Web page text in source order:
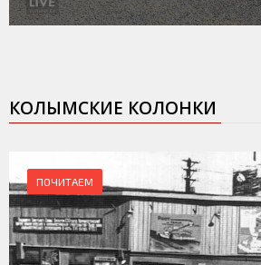
КОЛЫМСКИЕ КОЛОНКИ
ПОЧИТАЕМ